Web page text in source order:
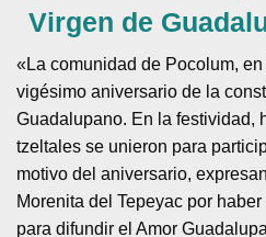
Virgen de
«La comunidad de Pocolum,
vigésimo aniversario de la
Guadalupano. En la festividad,
tzeltales se unieron para
motivo del aniversario,
Morenita del Tepeyac por
para difundir el Amor